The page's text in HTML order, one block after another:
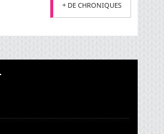
+ DE CHRONIQUES